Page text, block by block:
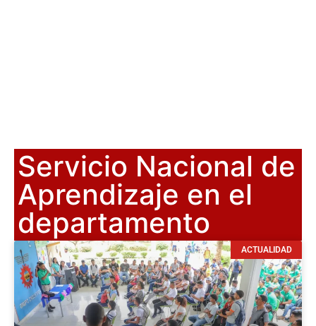
Servicio Nacional de
Aprendizaje en el
departamento
ACTUALIDAD